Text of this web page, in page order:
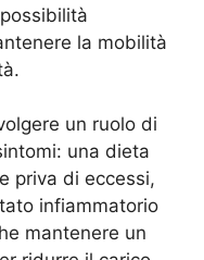
la mobilità
un ruolo di
una dieta
priva di eccessi,
infiammatorio
mantenere un